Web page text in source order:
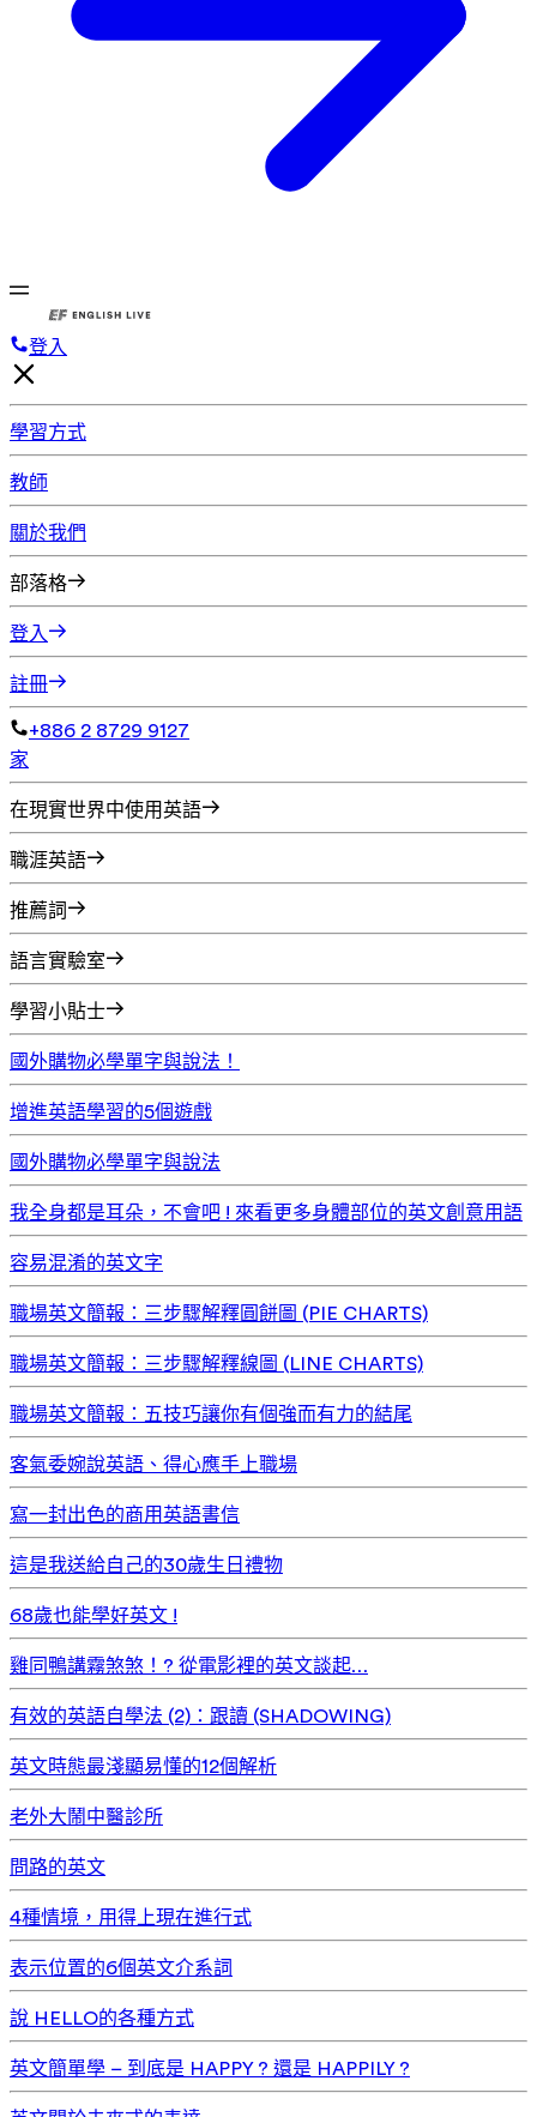
登入
學習方式
教師
關於我們
部落格
登入
註冊
+886 2 8729 9127
家
在現實世界中使用英語
職涯英語
推薦詞
語言實驗室
學習小貼士
國外購物必學單字與說法！
增進英語學習的5個遊戲
國外購物必學單字與說法
我全身都是耳朵，不會吧 ! 來看更多身體部位的英文創意用語
容易混淆的英文字
職場英文簡報：三步驟解釋圓餅圖 (PIE CHARTS)
職場英文簡報：三步驟解釋線圖 (LINE CHARTS)
職場英文簡報：五技巧讓你有個強而有力的結尾
客氣委婉說英語、得心應手上職場
寫一封出色的商用英語書信
這是我送給自己的30歲生日禮物
68歲也能學好英文 !
雞同鴨講霧煞煞！? 從電影裡的英文談起…
有效的英語自學法 (2)：跟讀 (SHADOWING)
英文時態最淺顯易懂的12個解析
老外大鬧中醫診所
問路的英文
4種情境，用得上現在進行式
表示位置的6個英文介系詞
說 HELLO的各種方式
英文簡單學 – 到底是 HAPPY ? 還是 HAPPILY ?